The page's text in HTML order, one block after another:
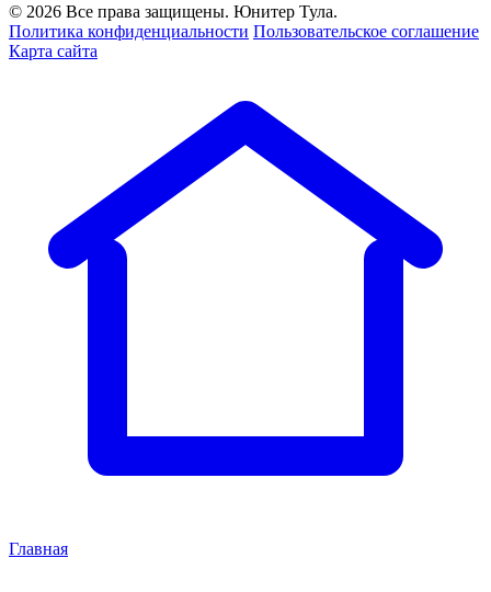
© 2026 Все права защищены. Юнитер Тула.
Политика конфиденциальности Пользовательское соглашение
Карта сайта
Главная